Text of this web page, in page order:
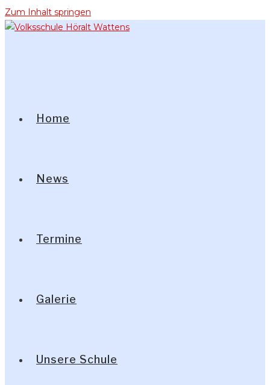
Zum Inhalt springen
Home
News
Termine
Galerie
Unsere Schule